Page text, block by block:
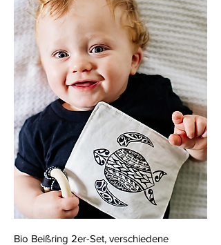
Bio Beißring 2er-Set, verschiedene